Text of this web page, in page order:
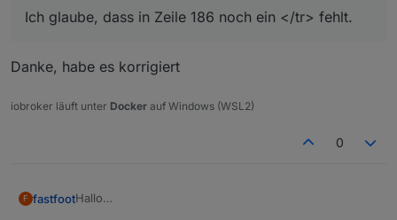
Als Widget benutze ich ein einfaches basic - HTML Widget.
Ich glaube, dass in Zeile 186 noch ein </tr> fehlt.
Danke, habe es korrigiert
iobroker läuft unter Docker auf Windows (WSL2)
0
F fastfootHallo